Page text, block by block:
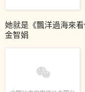
她就是《飄洋過海來
金智娟